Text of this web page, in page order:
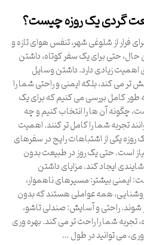
گردی یک روزه چیست؟
فرار از شلوغی شهر، تنفس هوای تازه و
حال، حتی برای یک سفر کوتاه، داشتن
زیادی دارد. داشتن وسایل
تر می کند، بلکه ایمنی و راحتی شما را
طور کامل بررسی می کنیم که برای یک
چگونه آن ها را انتخاب کنیم و چه
تجربه شما را کامل تر کنند. اهمیت
یکی از اشتباهات رایج در سفرهای
است. حتی یک روز در طبیعت بدون
ایجاد کند. مزایای داشتن
ایمنی بیشتر: مسیرهای ناهموار،
همه عواملی هستند که بدون
راحتی و آسایش: صندلی تاشو،
شما را راحت تر می کند. بهره وری
می توانید در طول …